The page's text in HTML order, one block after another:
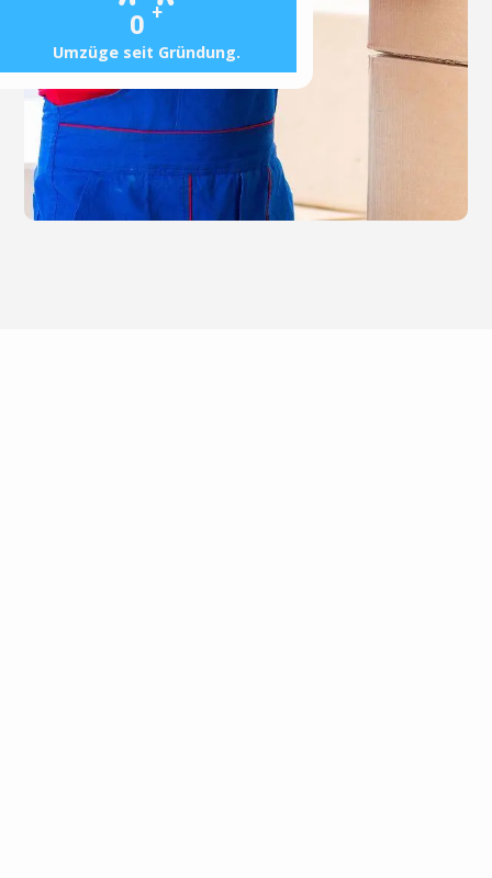
0 +
Umzüge seit Gründung.